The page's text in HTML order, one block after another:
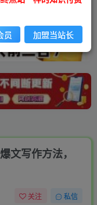
文写作方法，
关注 私信
员 加盟当站长